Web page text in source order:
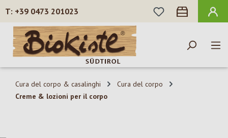
Passa al contenuto principale
+39 0473 201023
HAI 0 ARTICOLI
Cura del corpo & casalinghi
Cura del corpo
Creme & lozioni per il corpo